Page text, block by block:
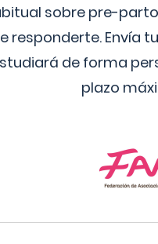
sobre pre-
responderte. Envía
de forma
plazo